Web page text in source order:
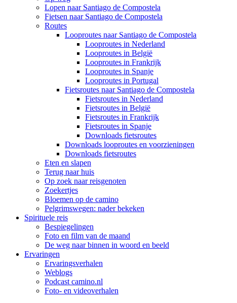
Lopen naar Santiago de Compostela
Fietsen naar Santiago de Compostela
Routes
Looproutes naar Santiago de Compostela
Looproutes in Nederland
Looproutes in België
Looproutes in Frankrijk
Looproutes in Spanje
Looproutes in Portugal
Fietsroutes naar Santiago de Compostela
Fietsroutes in Nederland
Fietsroutes in België
Fietsroutes in Frankrijk
Fietsroutes in Spanje
Downloads fietsroutes
Downloads looproutes en voorzieningen
Downloads fietsroutes
Eten en slapen
Terug naar huis
Op zoek naar reisgenoten
Zoekertjes
Bloemen op de camino
Pelgrimswegen: nader bekeken
Spirituele reis
Bespiegelingen
Foto en film van de maand
De weg naar binnen in woord en beeld
Ervaringen
Ervaringsverhalen
Weblogs
Podcast camino.nl
Foto- en videoverhalen